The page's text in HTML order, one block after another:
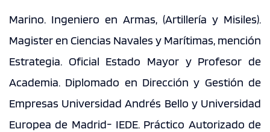
CONTACTO
modo claro
Marino. Ingeniero en Armas, (Artillería y Misiles).
Magister en Ciencias Navales y Marítimas, mención
Estrategia. Oficial Estado Mayor y Profesor de
Academia. Diplomado en Dirección y Gestión de
Empresas Universidad Andrés Bello y Universidad
Europea de Madrid- IEDE. Práctico Autorizado de